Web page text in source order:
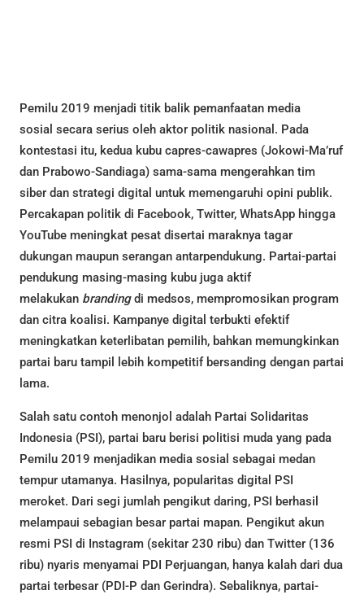
Pemilu 2019 menjadi titik balik pemanfaatan media
sosial secara serius oleh aktor politik nasional. Pada
kontestasi itu, kedua kubu capres-cawapres (Jokowi-Ma’ruf
dan Prabowo-Sandiaga) sama-sama mengerahkan tim
siber dan strategi digital untuk memengaruhi opini publik.
Percakapan politik di Facebook, Twitter, WhatsApp hingga
YouTube meningkat pesat disertai maraknya tagar
dukungan maupun serangan antarpendukung. Partai-partai
pendukung masing-masing kubu juga aktif
melakukan brandingdi medsos, mempromosikan program
dan citra koalisi. Kampanye digital terbukti efektif
meningkatkan keterlibatan pemilih, bahkan memungkinkan
partai baru tampil lebih kompetitif bersanding dengan partai
lama.
Salah satu contoh menonjol adalah Partai Solidaritas
Indonesia (PSI), partai baru berisi politisi muda yang pada
Pemilu 2019 menjadikan media sosial sebagai medan
tempur utamanya. Hasilnya, popularitas digital PSI
meroket. Dari segi jumlah pengikut daring, PSI berhasil
melampaui sebagian besar partai mapan. Pengikut akun
resmi PSI di Instagram (sekitar 230 ribu) dan Twitter (136
ribu) nyaris menyamai PDI Perjuangan, hanya kalah dari dua
partai terbesar (PDI-P dan Gerindra). Sebaliknya, partai-